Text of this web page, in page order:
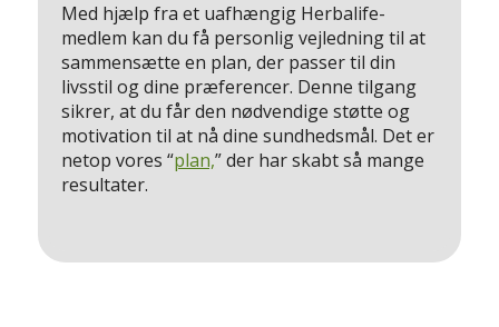
Med hjælp fra et uafhængig Herbalife-
medlem kan du få personlig vejledning til at
sammensætte en plan, der passer til din
livsstil og dine præferencer. Denne tilgang
sikrer, at du får den nødvendige støtte og
motivation til at nå dine sundhedsmål. Det er
netop vores “plan,” der har skabt så mange
resultater.